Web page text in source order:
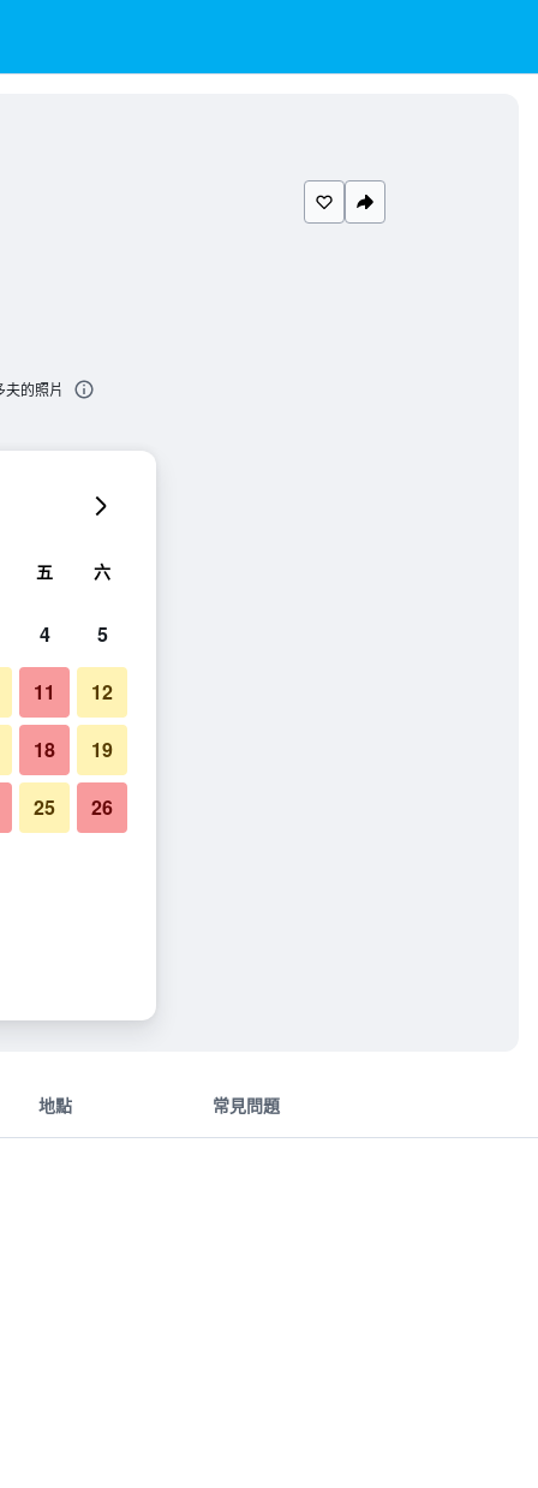
的照片
地點 常見問題
五 六
4 5
11 12
18 19
25 26